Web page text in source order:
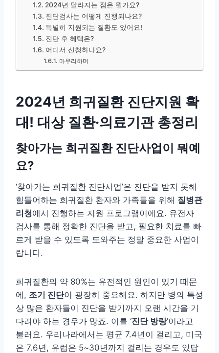
2024년 달라지는 점은 뭔가요?
진단검사는 어떻게 진행되나요?
특별히 지원되는 질환도 있어요!
진단 후 혜택은?
어디서 신청하나요?
마무리하며
2024년 희귀질환 진단지원 확
대! 대상 질환·의료기관 총정리
찾아가는 희귀질환 진단사업이 뭐예
요?
‘찾아가는 희귀질환 진단사업’은 진단을 받지 못해
힘들어하는 희귀질환 환자와 가족들을 위해 질병관
리청에서 진행하는 지원 프로그램이에요. 유전자
검사를 통해 정확한 진단을 받고, 필요한 치료를 빠
르게 받을 수 있도록 도와주는 정말 중요한 사업이
랍니다.
희귀질환의 약 80%는 유전적인 원인이 있기 때문
에, 조기 진단이 굉장히 중요해요. 하지만 병의 특성
상 많은 환자들이 진단을 받기까지 오랜 시간을 기
다려야 하는 경우가 많죠. 이를 ‘진단 방랑’이라고
불러요. 우리나라에서는 평균 7.4년이 걸리고, 미국
은 7.6년, 유럽은 5~30년까지 걸리는 경우도 있답